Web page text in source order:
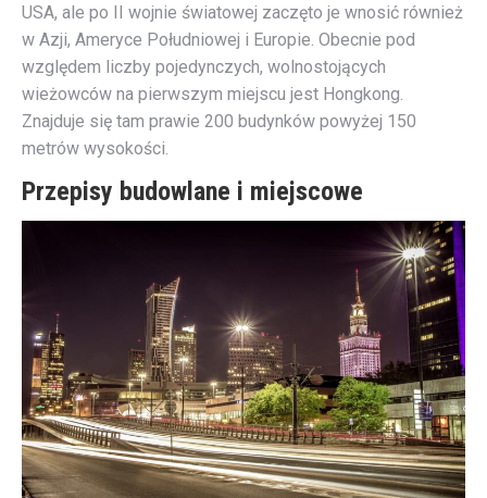
USA, ale po II wojnie światowej zaczęto je wnosić również
w Azji, Ameryce Południowej i Europie. Obecnie pod
względem liczby pojedynczych, wolnostojących
wieżowców na pierwszym miejscu jest Hongkong.
Znajduje się tam prawie 200 budynków powyżej 150
metrów wysokości.
Przepisy budowlane i miejscowe